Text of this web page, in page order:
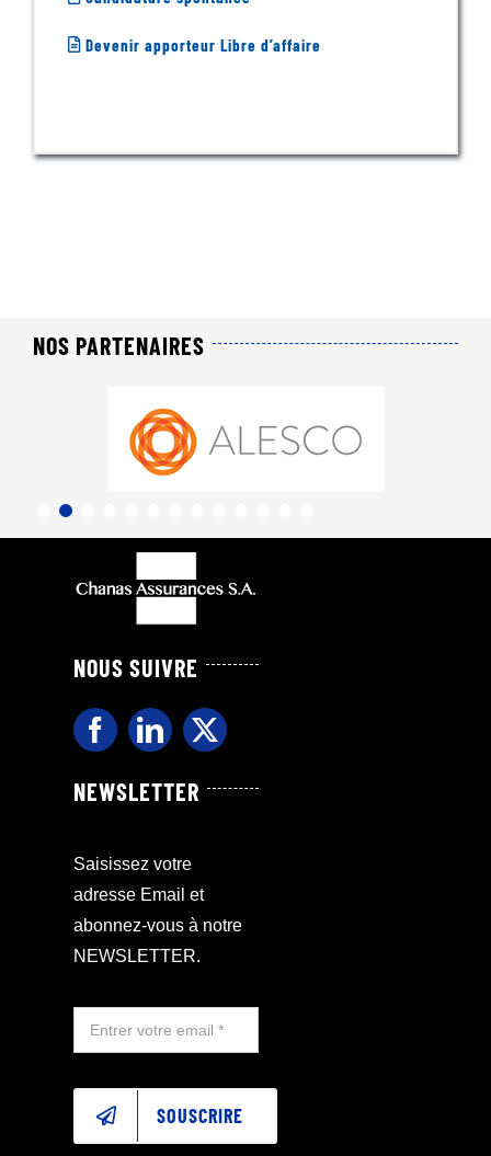
Devenir apporteur Libre d’affaire
NOS PARTENAIRES
NOUS SUIVRE
NEWSLETTER
Saisissez votre
adresse Email et
abonnez-vous à notre
NEWSLETTER.
SOUSCRIRE